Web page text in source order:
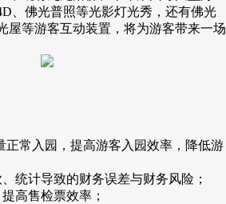
、佛光普照等光影灯光秀，还有佛光
屋等游客互动装置，将为游客带来一场
正常入园，提高游客入园效率，降低游
统计导致的财务误差与财务风险；
高售检票效率；